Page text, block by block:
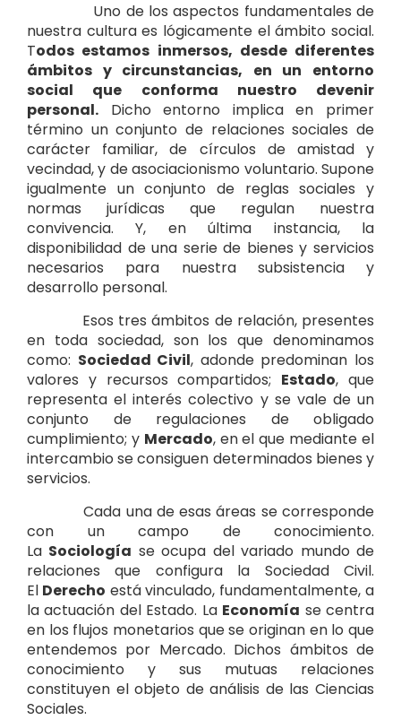
Uno de los aspectos fundamentales de
nuestra cultura es lógicamente el ámbito social.
Todos estamos inmersos, desde diferentes
ámbitos y circunstancias, en un entorno
social que conforma nuestro devenir
personal. Dicho entorno implica en primer
término un conjunto de relaciones sociales de
carácter familiar, de círculos de amistad y
vecindad, y de asociacionismo voluntario. Supone
igualmente un conjunto de reglas sociales y
normas jurídicas que regulan nuestra
convivencia. Y, en última instancia, la
disponibilidad de una serie de bienes y servicios
necesarios para nuestra subsistencia y
desarrollo personal.
Esos tres ámbitos de relación, presentes
en toda sociedad, son los que denominamos
como: Sociedad Civil, adonde predominan los
valores y recursos compartidos; Estado, que
representa el interés colectivo y se vale de un
conjunto de regulaciones de obligado
cumplimiento; y Mercado, en el que mediante el
intercambio se consiguen determinados bienes y
servicios.
Cada una de esas áreas se corresponde
con un campo de conocimiento.
La Sociología se ocupa del variado mundo de
relaciones que configura la Sociedad Civil.
El Derecho está vinculado, fundamentalmente, a
la actuación del Estado. La Economía se centra
en los flujos monetarios que se originan en lo que
entendemos por Mercado. Dichos ámbitos de
conocimiento y sus mutuas relaciones
constituyen el objeto de análisis de las Ciencias
Sociales.